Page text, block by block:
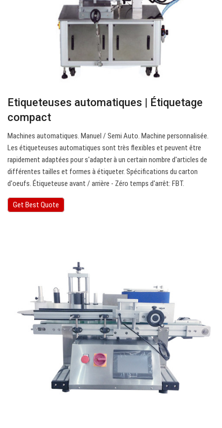
Etiqueteuses automatiques | Étiquetage
compact
Machines automatiques. Manuel / Semi Auto. Machine personnalisée.
Les étiqueteuses automatiques sont très flexibles et peuvent être
rapidement adaptées pour s'adapter à un certain nombre d'articles de
différentes tailles et formes à étiqueter. Spécifications du carton
d'oeufs. Étiqueteuse avant / arrière - Zéro temps d'arrêt: FBT.
Get Best Quote